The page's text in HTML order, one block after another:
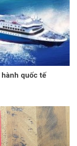
quốc tế